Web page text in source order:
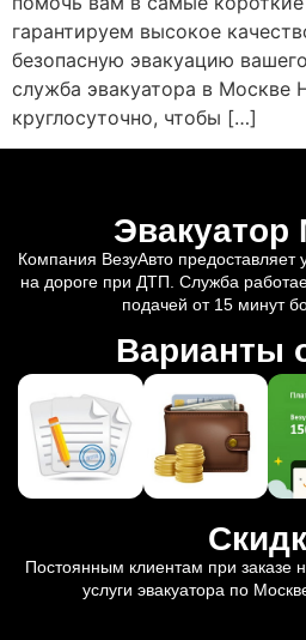
гарантируем высокое
безопасную эвакуацию
служба эвакуатора в Москве
круглосуточно, чтобы […]
Эвакуатор
Компания ВезуАвто предоставляет
на дороге при ДТП. Служба
подачей от 15 минут
Варианты
Постоянным клиентам при заказе
услуги эвакуатора по